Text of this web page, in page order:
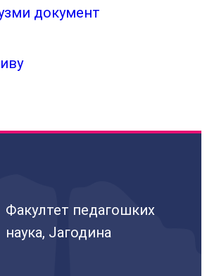
документ
Факултет педагошких
наука, Јагодина